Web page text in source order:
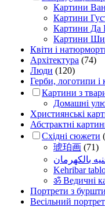
Картини
Картини
Картини Да
Картини
Квіти і
Архітектура (74)
Люди (120)
Герби, логотипи і
Картини з
Домашні
Християнські
Абстрактні
Східні сюжети
琥珀画 (71)
Kehribar
ॐ Ведичні
Портрети з
Весільний портрет